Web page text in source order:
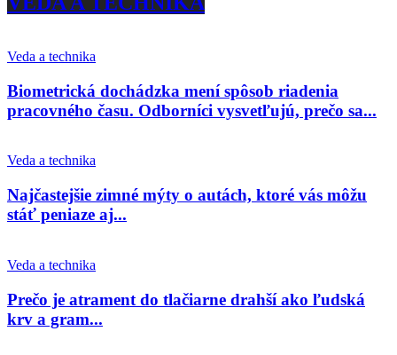
Veda a technika
Biometrická dochádzka mení spôsob riadenia
pracovného času. Odborníci vysvetľujú, prečo sa...
Veda a technika
Najčastejšie zimné mýty o autách, ktoré vás môžu
stáť peniaze aj...
Veda a technika
Prečo je atrament do tlačiarne drahší ako ľudská
krv a gram...